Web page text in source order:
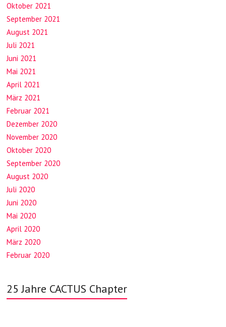
Oktober 2021
September 2021
August 2021
Juli 2021
Juni 2021
Mai 2021
April 2021
März 2021
Februar 2021
Dezember 2020
November 2020
Oktober 2020
September 2020
August 2020
Juli 2020
Juni 2020
Mai 2020
April 2020
März 2020
Februar 2020
25 Jahre CACTUS Chapter